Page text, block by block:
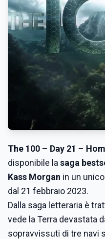
The 100 – Day 21 –
disponibile la saga
Kass Morgan in un
dal 21 febbraio 2023.
Dalla saga letteraria è
vede la Terra devastata
sopravvissuti di tre navi